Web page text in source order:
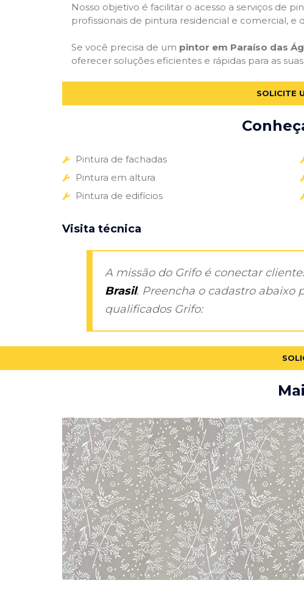
Nosso objetivo é facilitar o acesso a serviços de
profissionais de pintura residencial e comercial,
Se você precisa de um pintor em Paraíso das
oferecer soluções eficientes e rápidas para as
SOLICITE
Pintura de fachadas
Pintura em altura
Pintura de edifícios
Visita técnica
A missão do Grifo é conectar
Brasil. Preencha o cadastro abaixo
qualificados Grifo: